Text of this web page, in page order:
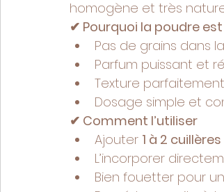
homogène et très
✔ Pourquoi la poudre
Pas de grains dans
Parfum puissant et
Texture
Dosage simple et
✔ Comment l’utiliser
Ajouter 1 à 2
L’incorporer
Bien fouetter pour